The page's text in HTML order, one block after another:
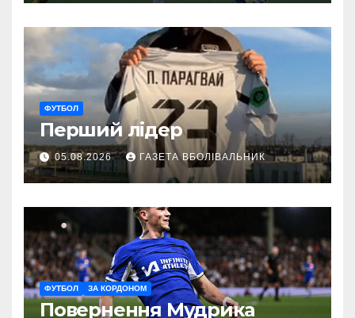
ФУТБОЛ
Перший лідер
05.08.2026 ГАЗЕТА ВБОЛІВАЛЬНИК
ФУТБОЛ ЗА КОРДОНОМ
Повернення Мудрика